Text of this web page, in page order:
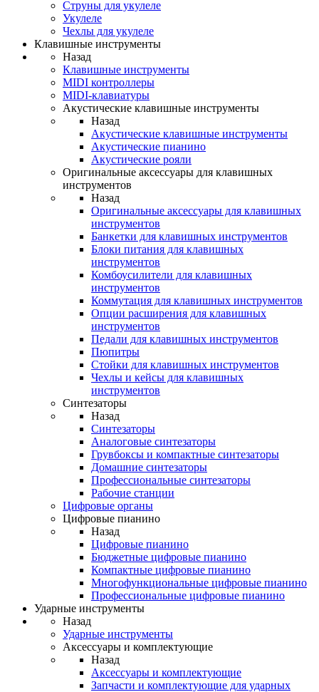
Струны для укулеле
Укулеле
Чехлы для укулеле
Клавишные инструменты
Назад
Клавишные инструменты
MIDI контроллеры
MIDI-клавиатуры
Акустические клавишные инструменты
Назад
Акустические клавишные инструменты
Акустические пианино
Акустические рояли
Оригинальные аксессуары для клавишных
инструментов
Назад
Оригинальные аксессуары для клавишных
инструментов
Банкетки для клавишных инструментов
Блоки питания для клавишных
инструментов
Комбоусилители для клавишных
инструментов
Коммутация для клавишных инструментов
Опции расширения для клавишных
инструментов
Педали для клавишных инструментов
Пюпитры
Стойки для клавишных инструментов
Чехлы и кейсы для клавишных
инструментов
Синтезаторы
Назад
Синтезаторы
Аналоговые синтезаторы
Грувбоксы и компактные синтезаторы
Домашние синтезаторы
Профессиональные синтезаторы
Рабочие станции
Цифровые органы
Цифровые пианино
Назад
Цифровые пианино
Бюджетные цифровые пианино
Компактные цифровые пианино
Многофункциональные цифровые пианино
Профессиональные цифровые пианино
Ударные инструменты
Назад
Ударные инструменты
Аксессуары и комплектующие
Назад
Аксессуары и комплектующие
Запчасти и комплектующие для ударных